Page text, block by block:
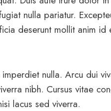
nulla pariatur.
deserunt mollit anim id
nulla. Arcu dui
nibh. Cursus vitae
lacus sed viverra.